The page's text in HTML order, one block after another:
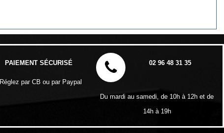
PAIEMENT SÉCURISÉ
Réglez par CB ou par Paypal
02 96 48 31 35
Du mardi au samedi, de 10h à 12h et de
14h à 19h